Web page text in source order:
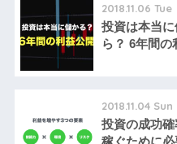
2018.11.06 Tue
投資は本当
ら？ 6年間の
2018.11.04 Sun
投資の成功